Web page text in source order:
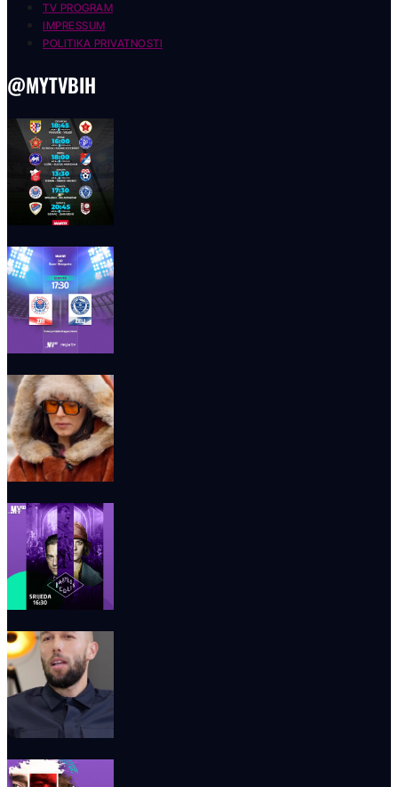
TV PROGRAM
IMPRESSUM
POLITIKA PRIVATNOSTI
@MYTVBIH